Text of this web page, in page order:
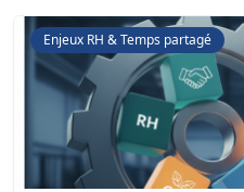
Enjeux RH & Temps partagé